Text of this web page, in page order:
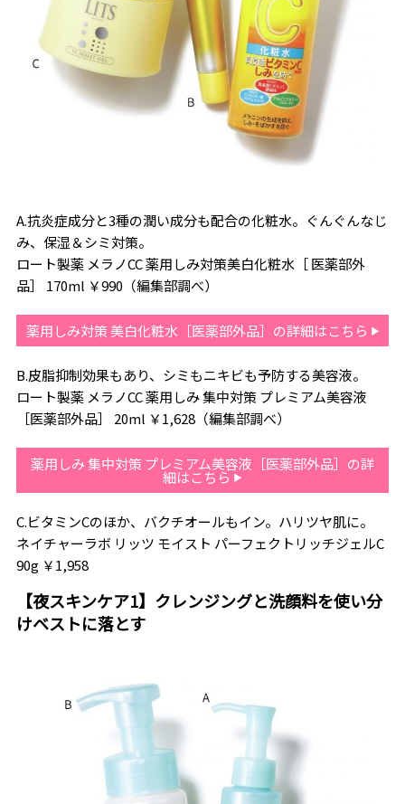
A.抗炎症成分と3種の潤い成分も配合の化粧水。ぐんぐんなじ
み、保湿＆シミ対策。
ロート製薬 メラノCC 薬用しみ対策美白化粧水［ 医薬部外
品］ 170ml ￥990（編集部調べ）
薬用しみ対策 美白化粧水［医薬部外品］の詳細はこちら
B.皮脂抑制効果もあり、シミもニキビも予防する美容液。
ロート製薬 メラノCC 薬用しみ 集中対策 プレミアム美容液
［医薬部外品］ 20ml ￥1,628（編集部調べ）
薬用しみ 集中対策 プレミアム美容液［医薬部外品］の詳
細はこちら
C.ビタミンCのほか、バクチオールもイン。ハリツヤ肌に。
ネイチャーラボ リッツ モイスト パーフェクトリッチジェルC
90g ￥1,958
【夜スキンケア1】クレンジングと洗顔料を使い分
けベストに落とす